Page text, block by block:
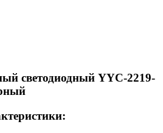
светодиодный YYC-2219-